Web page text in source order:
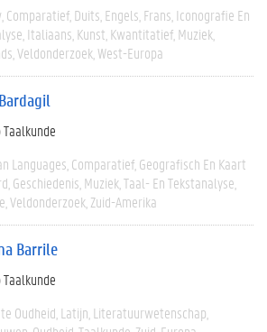
Comparatief Duits Engels Frans Iconografie En
Italiaans Kunst Kwantitatief Muziek
Veldonderzoek West-Europa
Languages Comparatief Geografisch En Kaart
Geschiedenis Muziek Taal- En Tekstanalyse
Veldonderzoek Zuid-Amerika
Barrile
Oudheid Latijn Literatuurwetenschap